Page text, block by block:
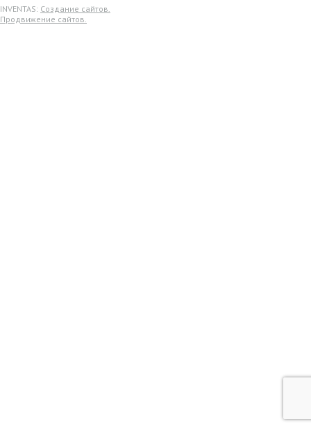
INVENTAS: Создание сайтов.
Продвижение сайтов.